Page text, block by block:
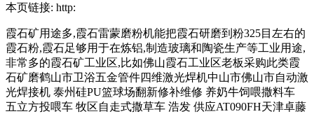
本页链接: http:
霞石矿用途多,霞石雷蒙磨粉机能把霞石研磨到粉325目左右的
霞石粉,霞石足够用于在炼铝,制造玻璃和陶瓷生产等工业用途,
非常多的霞石矿工业区,比如佛山霞石工业区老板采购此类霞
石矿磨鹤山市卫浴五金管件四维激光焊机中山市佛山市自动激
光焊接机 泰州硅PU篮球场翻新修补维修 养奶牛饲喂撒料车
五立方投喂车 牧区自走式撒草车 浩发 供应AT090FH天津卓藤